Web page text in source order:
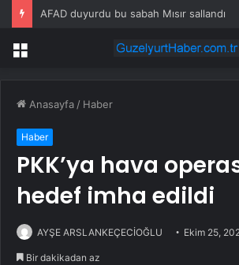
AFAD duyurdu bu sabah Mısır sallandı
Menü
Anasayfa / Haber
Haber
PKK’ya hava
hedef imha edildi
AYŞE ARSLANKEÇECİOĞLU Ekim 25,
Bir dakikadan az